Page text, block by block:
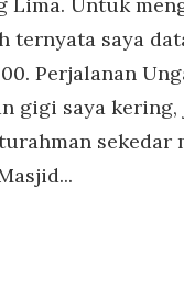
ternyata saya
Perjalanan
gigi saya